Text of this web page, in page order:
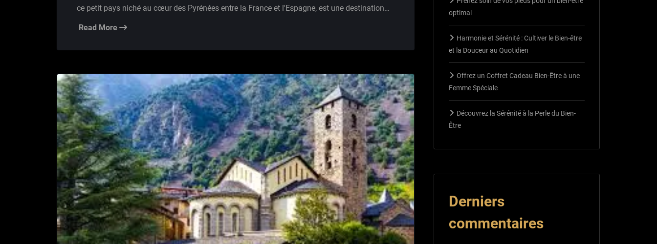
ce petit pays niché au cœur des Pyrénées entre la France et l'Espagne, est une destination…
Read More
optimal
Harmonie et Sérénité : Cultiver le Bien-être
et la Douceur au Quotidien
Offrez un Coffret Cadeau Bien-Être à une
Femme Spéciale
Découvrez la Sérénité à la Perle du Bien-
Être
Derniers
commentaires